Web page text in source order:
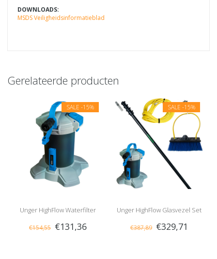
DOWNLOADS:
MSDS Veiligheidsinformatieblad
Gerelateerde producten
SALE -15%
Unger HighFlow Waterfilter
€154,55 €131,36
SALE -15%
Unger HighFlow Glasvezel Set
6m
€387,89 €329,71